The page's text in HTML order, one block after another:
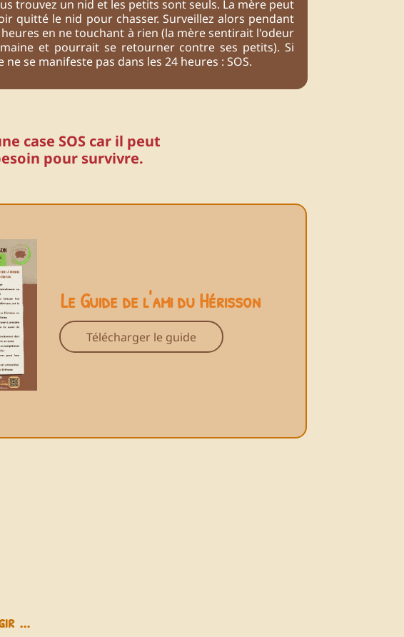
trouvez un nid et les petits sont seuls. La mère peut
quitté le nid pour chasser. Surveillez alors pendant
en ne touchant à rien (la mère sentirait l'odeur
et pourrait se retourner contre ses petits). Si
ne se manifeste pas dans les 24 heures : SOS.
case SOS car il peut
pour survivre.
Le Guide de l'ami du Hérisson
Télécharger le guide
...